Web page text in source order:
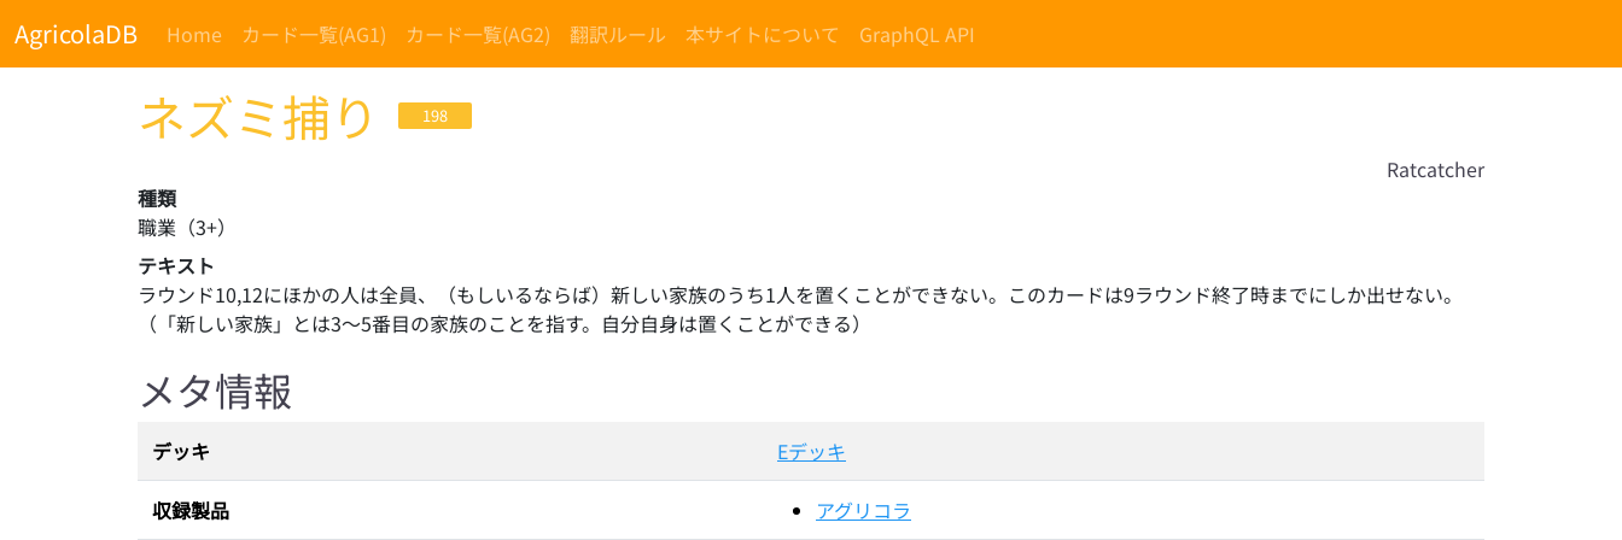
AgricolaDB Home カード一覧(AG1) カード一覧(AG2) 翻訳ルール 本サイトについて GraphQL API
ネズミ捕り 198
Ratcatcher
種類
職業 （3+）
テキスト
ラウンド10,12にほかの人は全員、（もしいるならば）新しい家族のうち1人を置くことができない。このカードは9ラウンド終了時までにしか出せない。
（「新しい家族」とは3～5番目の家族のことを指す。自分自身は置くことができる）
メタ情報
デッキ Eデッキ
収録製品 アグリコラ